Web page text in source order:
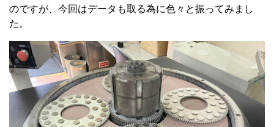
のですが、今回はデータも取る為に色々と振ってみまし
た。